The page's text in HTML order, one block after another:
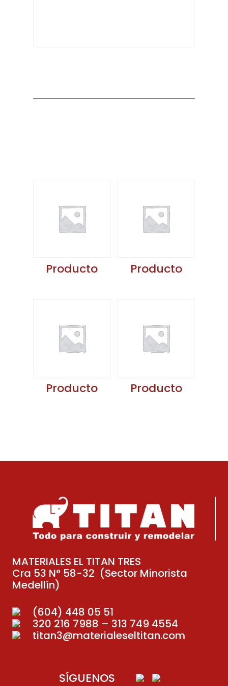
Producto Producto
Producto Producto
MATERIALES EL TITAN TRES
Cra 53 N° 58-32 (Sector Minorista
Medellín)
(604) 448 05 51
320 216 7988 – 313 749 4554
titan3@materialeseltitan.com
SÍGUENOS